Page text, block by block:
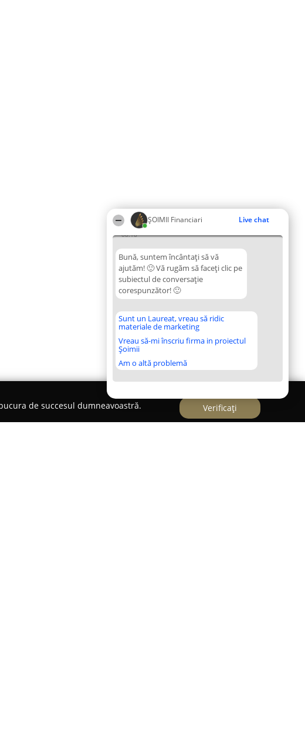
ȘOIMII Financiari Live chat
08:18
Bună, suntem încântați să vă
ajutăm! 🙂 Vă rugăm să faceți clic pe
subiectul de conversație
corespunzător! 🙂
Sunt un Laureat, vreau să ridic
materiale de marketing
Vreau să-mi înscriu firma in proiectul
Șoimii
Am o altă problemă
de succesul dumneavoastră.
Verificați